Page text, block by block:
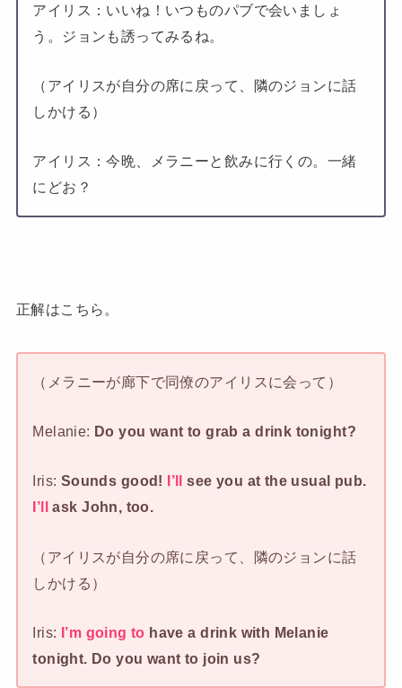
アイリス：いいね！いつものパブで会いましょ
う。ジョンも誘ってみるね。
（アイリスが自分の席に戻って、隣のジョンに話
しかける）
アイリス：今晩、メラニーと飲みに行くの。一緒
にどお？
正解はこちら。
（メラニーが廊下で同僚のアイリスに会って）
Melanie: Do you want to grab a drink tonight?
Iris: Sounds good! I’ll see you at the usual pub.
I’ll ask John, too.
（アイリスが自分の席に戻って、隣のジョンに話
しかける）
Iris: I’m going to have a drink with Melanie
tonight. Do you want to join us?